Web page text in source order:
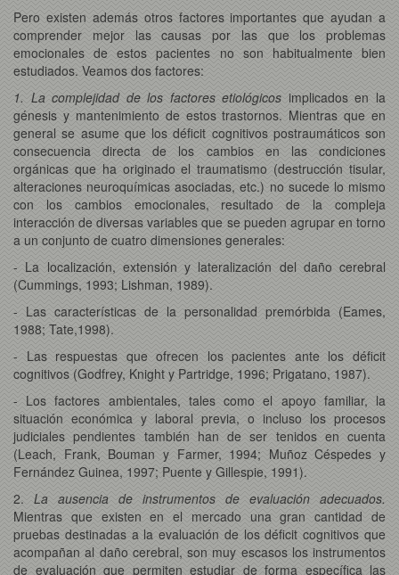
Pero existen además otros factores importantes que ayudan a
comprender mejor las causas por las que los problemas
emocionales de estos pacientes no son habitualmente bien
estudiados. Veamos dos factores:
1. La complejidad de los factores etiológicos implicados en la
génesis y mantenimiento de estos trastornos. Mientras que en
general se asume que los déficit cognitivos postraumáticos son
consecuencia directa de los cambios en las condiciones
orgánicas que ha originado el traumatismo (destrucción tisular,
alteraciones neuroquímicas asociadas, etc.) no sucede lo mismo
con los cambios emocionales, resultado de la compleja
interacción de diversas variables que se pueden agrupar en torno
a un conjunto de cuatro dimensiones generales:
- La localización, extensión y lateralización del daño cerebral
(Cummings, 1993; Lishman, 1989).
- Las características de la personalidad premórbida (Eames,
1988; Tate,1998).
- Las respuestas que ofrecen los pacientes ante los déficit
cognitivos (Godfrey, Knight y Partridge, 1996; Prigatano, 1987).
- Los factores ambientales, tales como el apoyo familiar, la
situación económica y laboral previa, o incluso los procesos
judiciales pendientes también han de ser tenidos en cuenta
(Leach, Frank, Bouman y Farmer, 1994; Muñoz Céspedes y
Fernández Guinea, 1997; Puente y Gillespie, 1991).
2. La ausencia de instrumentos de evaluación adecuados.
Mientras que existen en el mercado una gran cantidad de
pruebas destinadas a la evaluación de los déficit cognitivos que
acompañan al daño cerebral, son muy escasos los instrumentos
de evaluación que permiten estudiar de forma específica las